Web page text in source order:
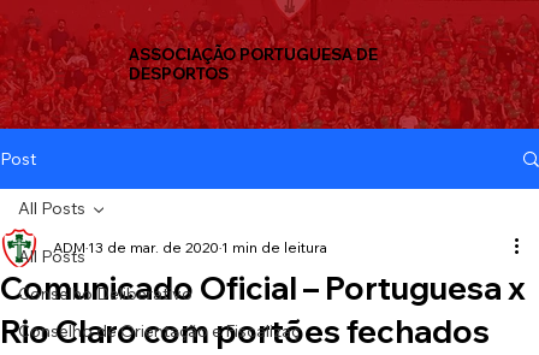
ASSOCIAÇÃO PORTUGUESA DE
DESPORTOS
Post
All Posts
Conselho Deliberativo
Conselho de Orientação e Fiscalizaç
All Posts
Comunicado Oficial – Portuguesa x
Rio Claro com portões fechados
ADM 13 de mar. de 2020 1 min de leitura